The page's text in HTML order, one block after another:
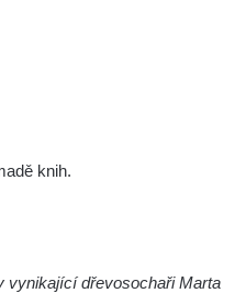
knih.
vynikající dřevosochaři Marta